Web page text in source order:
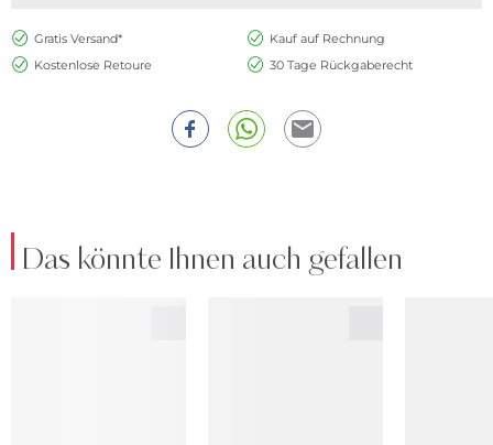
Gratis Versand*
Kauf auf Rechnung
Kostenlose Retoure
30 Tage Rückgaberecht
Das könnte Ihnen auch gefallen